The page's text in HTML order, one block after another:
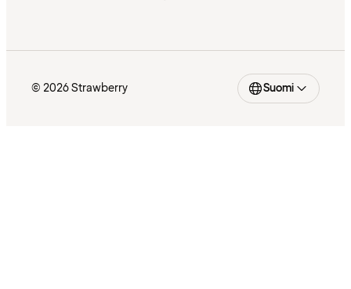
© 2026 Strawberry Suomi